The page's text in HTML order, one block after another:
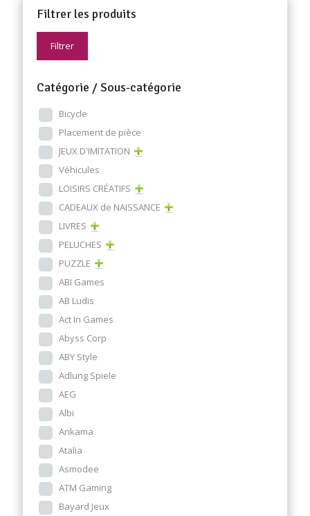
Filtrer les produits
Filtrer
Catégorie / Sous-catégorie
Bicycle
Placement de pièce
JEUX D'IMITATION
Véhicules
LOISIRS CRÉATIFS
CADEAUX de NAISSANCE
LIVRES
PELUCHES
PUZZLE
ABI Games
AB Ludis
Act In Games
Abyss Corp
ABY Style
Adlung Spiele
AEG
Albi
Ankama
Atalia
Asmodee
ATM Gaming
Bayard Jeux